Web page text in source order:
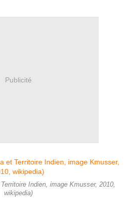
Publicité
Indien, image Kmusser, 2010,
wikipedia)